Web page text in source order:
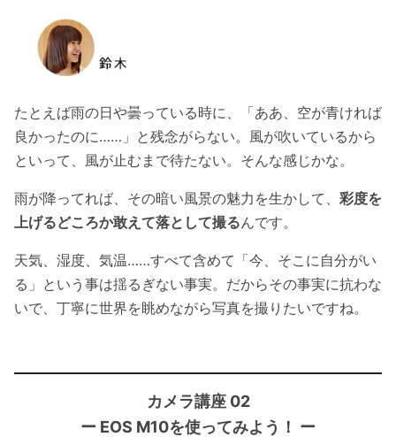
たとえば雨の日や曇っている時に、「ああ、空が青ければ
良かったのに……」と残念がらない。風が吹いているから
といって、風が止むまで待たない。そんな感じかな。
雨が降ってれば、その暗い風景の魅力を生かして、 彩度を
上げるどころか敢えて落として撮るんです。
天気、湿度、気温……すべて含めて「今、そこに自分がい
る」という事は揺るぎない事実。だからその事実に抗わな
いで、丁寧に世界を眺めながら写真を撮りたいですね。
カメラ講座 02
ー EOS M10を使ってみよう！ ー